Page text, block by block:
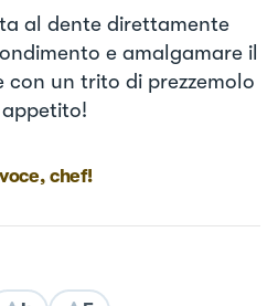
al dente direttamente
e amalgamare il
un trito di prezzemolo
chef!